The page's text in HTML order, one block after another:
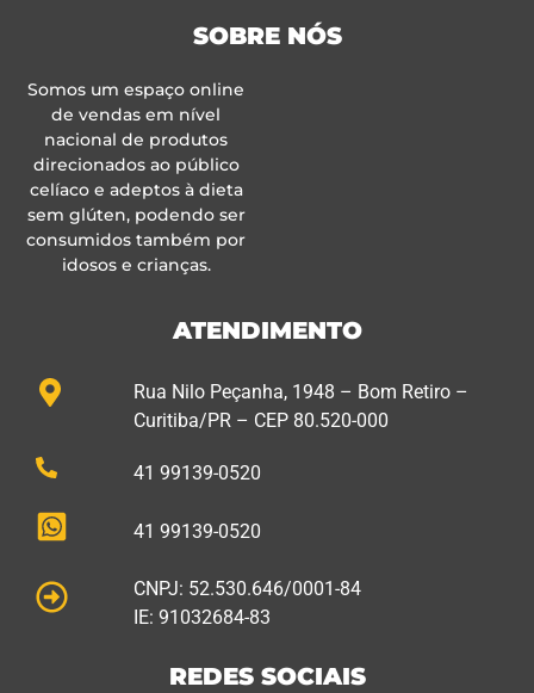
SOBRE NÓS
Somos um espaço online
de vendas em nível
nacional de produtos
direcionados ao público
celíaco e adeptos à dieta
sem glúten, podendo ser
consumidos também por
idosos e crianças.
ATENDIMENTO
Rua Nilo Peçanha, 1948 – Bom Retiro –
Curitiba/PR – CEP 80.520-000
41 99139-0520
41 99139-0520
CNPJ: 52.530.646/0001-84
IE: 91032684-83
REDES SOCIAIS